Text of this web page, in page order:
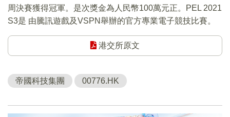
周決賽獲得冠軍。是次獎金為人民幣100萬元正。PEL 2021
S3是 由騰訊遊戲及VSPN舉辦的官方專業電子競技比賽。
港交所原文
帝國科技集團 00776.HK